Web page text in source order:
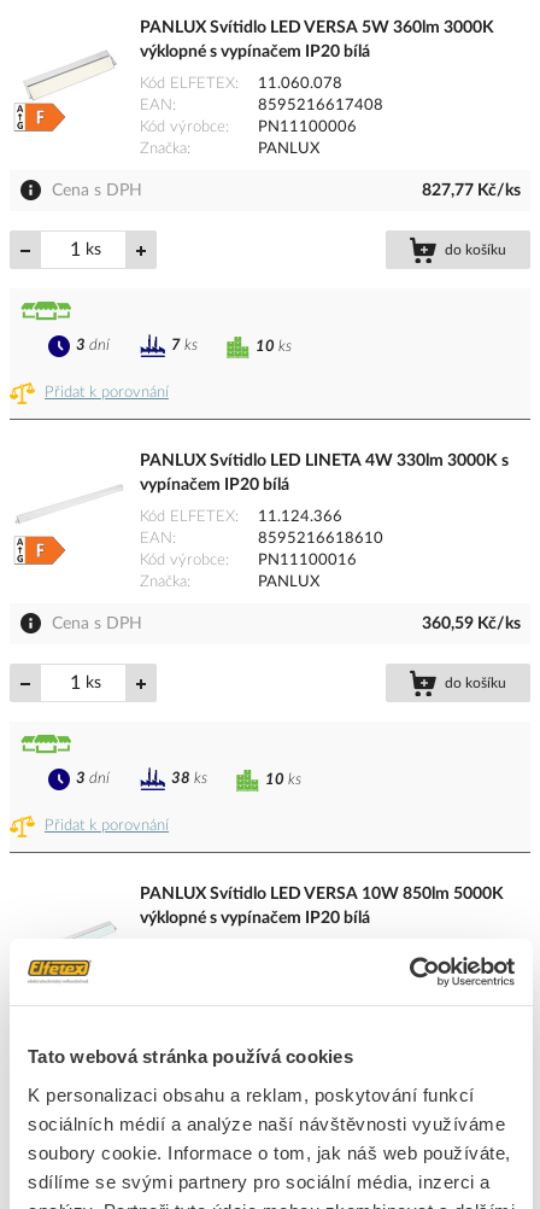
Tato webová stránka používá cookies
K personalizaci obsahu a reklam, poskytování funkcí
sociálních médií a analýze naší návštěvnosti využíváme
soubory cookie. Informace o tom, jak náš web používáte,
sdílíme se svými partnery pro sociální média, inzerci a
PANLUX Svítidlo LED VERSA 5W 360lm 3000K
výklopné s vypínačem IP20 bílá
Kód ELFETEX
11.060.078
EAN
8595216617408
Kód výrobce
PN11100006
Značka
PANLUX
Cena s DPH 827,77 Kč/ks
ks do košíku
Přidat k porovnání
10 ks
3 dní 7 ks
PANLUX Svítidlo LED LINETA 4W 330lm 3000K s
vypínačem IP20 bílá
Kód ELFETEX
11.124.366
EAN
8595216618610
Kód výrobce
PN11100016
Značka
PANLUX
Cena s DPH 360,59 Kč/ks
ks do košíku
Přidat k porovnání
10 ks
3 dní 38 ks
PANLUX Svítidlo LED VERSA 10W 850lm 5000K
výklopné s vypínačem IP20 bílá
Cena s DPH
ks do košíku